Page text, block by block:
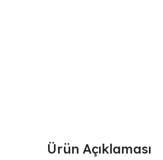
Ürün Açıklaması